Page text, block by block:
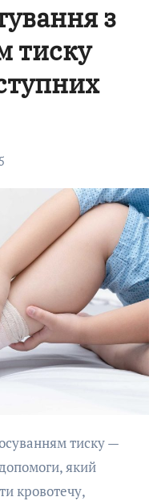
з
тиску
який
кровотечу,